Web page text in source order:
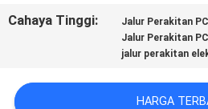
SHOPPING
LINE
Cahaya Tinggi: Jalur Perakitan
Jalur Perakitan
jalur perakitan
HARGA